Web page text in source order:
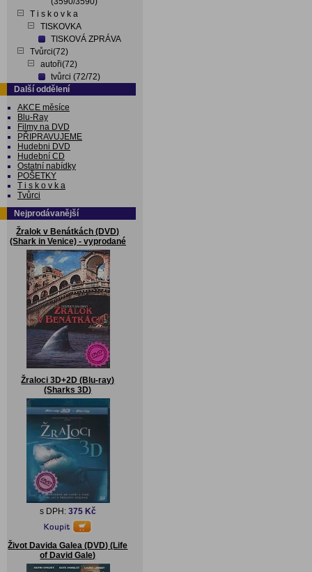
T i s k o v k a
TISKOVKA
TISKOVÁ ZPRÁVA
Tvůrci(72)
autoři(72)
tvůrci (72/72)
Další oddělení
AKCE měsíce
Blu-Ray
Filmy na DVD
PŘIPRAVUJEME
Hudebni DVD
Hudební CD
Ostatní nabídky
POŠETKY
T i s k o v k a
Tvůrci
Nejprodávanější
Žralok v Benátkách (DVD)
(Shark in Venice) - vyprodané
Žraloci 3D+2D (Blu-ray)
(Sharks 3D)
s DPH: 375 Kč
Život Davida Galea (DVD) (Life
of David Gale)